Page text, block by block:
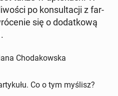
po kon­sul­ta­cji z far­
się o do­dat­ko­wą
Chodakowska
Co o tym myślisz?